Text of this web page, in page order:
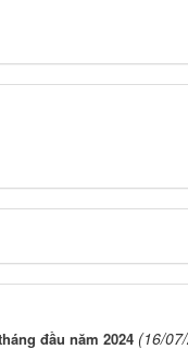
đầu năm 2024 (16/